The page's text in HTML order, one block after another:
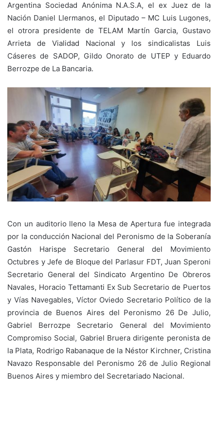
Argentina Sociedad Anónima N.A.S.A, el ex Juez de la
Nación Daniel Llermanos, el Diputado – MC Luis Lugones,
el otrora presidente de TELAM Martín Garcia, Gustavo
Arrieta de Vialidad Nacional y los sindicalistas Luis
Cáseres de SADOP, Gildo Onorato de UTEP y Eduardo
Berrozpe de La Bancaria.
Con un auditorio lleno la Mesa de Apertura fue integrada
por la conducción Nacional del Peronismo de la Soberanía
Gastón Harispe Secretario General del Movimiento
Octubres y Jefe de Bloque del Parlasur FDT, Juan Speroni
Secretario General del Sindicato Argentino De Obreros
Navales, Horacio Tettamanti Ex Sub Secretario de Puertos
y Vías Navegables, Víctor Oviedo Secretario Político de la
provincia de Buenos Aires del Peronismo 26 De Julio,
Gabriel Berrozpe Secretario General del Movimiento
Compromiso Social, Gabriel Bruera dirigente peronista de
la Plata, Rodrigo Rabanaque de la Néstor Kirchner, Cristina
Navazo Responsable del Peronismo 26 de Julio Regional
Buenos Aires y miembro del Secretariado Nacional.